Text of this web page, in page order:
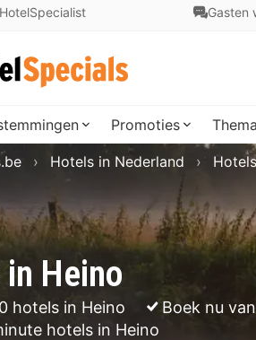
Gasten
Promoties
Heino
hotels in Heino
Boek nu
hotels in Heino
Hotels in Nederland